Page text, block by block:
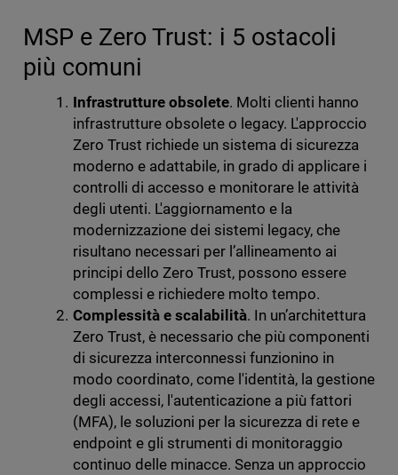
MSP e Zero Trust: i 5 ostacoli
più comuni
Infrastrutture obsolete. Molti clienti hanno
infrastrutture obsolete o legacy. L'approccio
Zero Trust richiede un sistema di sicurezza
moderno e adattabile, in grado di applicare i
controlli di accesso e monitorare le attività
degli utenti. L'aggiornamento e la
modernizzazione dei sistemi legacy, che
risultano necessari per l’allineamento ai
principi dello Zero Trust, possono essere
complessi e richiedere molto tempo.
Complessità e scalabilità. In un’architettura
Zero Trust, è necessario che più componenti
di sicurezza interconnessi funzionino in
modo coordinato, come l'identità, la gestione
degli accessi, l'autenticazione a più fattori
(MFA), le soluzioni per la sicurezza di rete e
endpoint e gli strumenti di monitoraggio
continuo delle minacce. Senza un approccio